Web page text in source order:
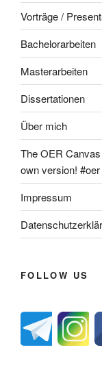
Vorträge /
Bachelorarbeiten
Masterarbeiten
Dissertationen
Über mich
The OER
own version!
Impressum
FOLLOW US